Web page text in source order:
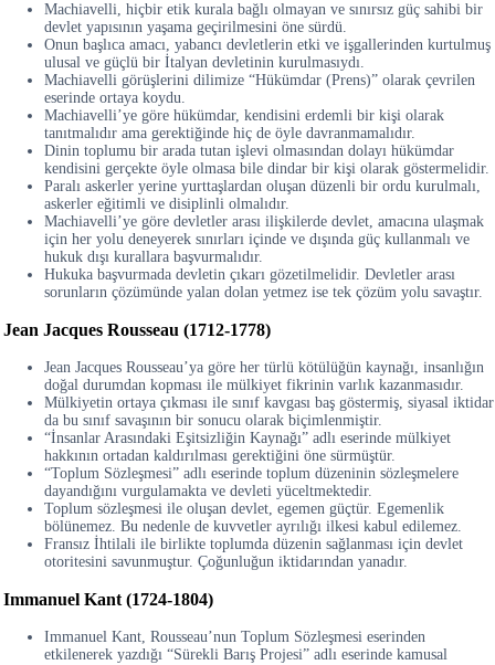
Machiavelli, hiçbir etik kurala bağlı olmayan ve sınırsız güç sahibi bir
devlet yapısının yaşama geçirilmesini öne sürdü.
Onun başlıca amacı, yabancı devletlerin etki ve işgallerinden kurtulmuş
ulusal ve güçlü bir İtalyan devletinin kurulmasıydı.
Machiavelli görüşlerini dilimize “Hükümdar (Prens)” olarak çevrilen
eserinde ortaya koydu.
Machiavelli’ye göre hükümdar, kendisini erdemli bir kişi olarak
tanıtmalıdır ama gerektiğinde hiç de öyle davranmamalıdır.
Dinin toplumu bir arada tutan işlevi olmasından dolayı hükümdar
kendisini gerçekte öyle olmasa bile dindar bir kişi olarak göstermelidir.
Paralı askerler yerine yurttaşlardan oluşan düzenli bir ordu kurulmalı,
askerler eğitimli ve disiplinli olmalıdır.
Machiavelli’ye göre devletler arası ilişkilerde devlet, amacına ulaşmak
için her yolu deneyerek sınırları içinde ve dışında güç kullanmalı ve
hukuk dışı kurallara başvurmalıdır.
Hukuka başvurmada devletin çıkarı gözetilmelidir. Devletler arası
sorunların çözümünde yalan dolan yetmez ise tek çözüm yolu savaştır.
Jean Jacques Rousseau (1712-1778)
Jean Jacques Rousseau’ya göre her türlü kötülüğün kaynağı, insanlığın
doğal durumdan kopması ile mülkiyet fikrinin varlık kazanmasıdır.
Mülkiyetin ortaya çıkması ile sınıf kavgası baş göstermiş, siyasal iktidar
da bu sınıf savaşının bir sonucu olarak biçimlenmiştir.
“İnsanlar Arasındaki Eşitsizliğin Kaynağı” adlı eserinde mülkiyet
hakkının ortadan kaldırılması gerektiğini öne sürmüştür.
“Toplum Sözleşmesi” adlı eserinde toplum düzeninin sözleşmelere
dayandığını vurgulamakta ve devleti yüceltmektedir.
Toplum sözleşmesi ile oluşan devlet, egemen güçtür. Egemenlik
bölünemez. Bu nedenle de kuvvetler ayrılığı ilkesi kabul edilemez.
Fransız İhtilali ile birlikte toplumda düzenin sağlanması için devlet
otoritesini savunmuştur. Çoğunluğun iktidarından yanadır.
Immanuel Kant (1724-1804)
Immanuel Kant, Rousseau’nun Toplum Sözleşmesi eserinden
etkilenerek yazdığı “Sürekli Barış Projesi” adlı eserinde kamusal